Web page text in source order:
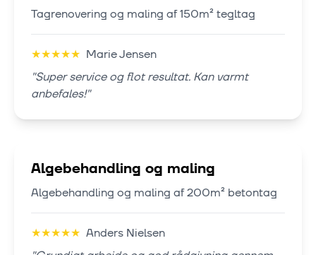
Tagrenovering og maling af 150m² tegltag
★★★★★ Marie Jensen
"Super service og flot resultat. Kan varmt
anbefales!"
Algebehandling og maling
Algebehandling og maling af 200m² betontag
★★★★★ Anders Nielsen